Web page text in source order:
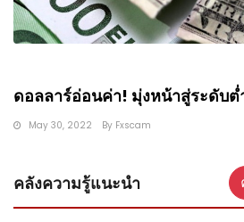
ดอลลาร์อ่อนค่า! มุ่งหน้าสู่ระดับต่
May 30, 2022 By Fxscam
คลังความรู้แนะนำ